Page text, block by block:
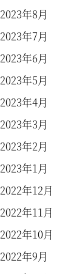
2023年8月
2023年7月
2023年6月
2023年5月
2023年4月
2023年3月
2023年2月
2023年1月
2022年12月
2022年11月
2022年10月
2022年9月